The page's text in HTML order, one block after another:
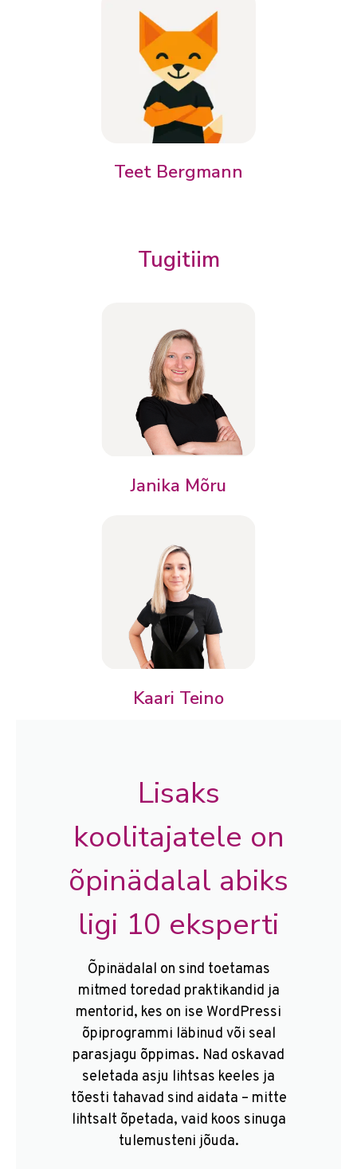
Teet Bergmann
Tugitiim
Janika Mõru
Kaari Teino
Lisaks
koolitajatele on
õpinädalal abiks
ligi 10 eksperti
Õpinädalal on sind toetamas
mitmed toredad praktikandid ja
mentorid, kes on ise WordPressi
õpiprogrammi läbinud või seal
parasjagu õppimas. Nad oskavad
seletada asju lihtsas keeles ja
tõesti tahavad sind aidata – mitte
lihtsalt õpetada, vaid koos sinuga
tulemusteni jõuda.